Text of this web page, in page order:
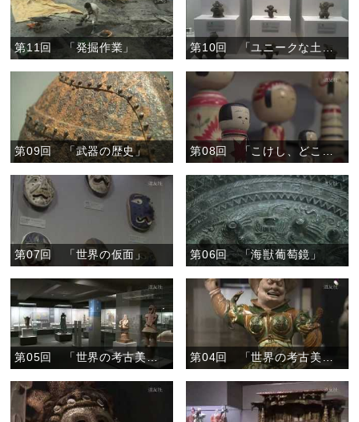
第11回 「発掘作業」 第10回 「ユニークな土器」
第09回 「武器の歴史」
第07回 「世界の仮面」 第06回 「海獣葡萄鏡」
第05回 「世界の考古美術２」 第04回 「世界の考古美術１」